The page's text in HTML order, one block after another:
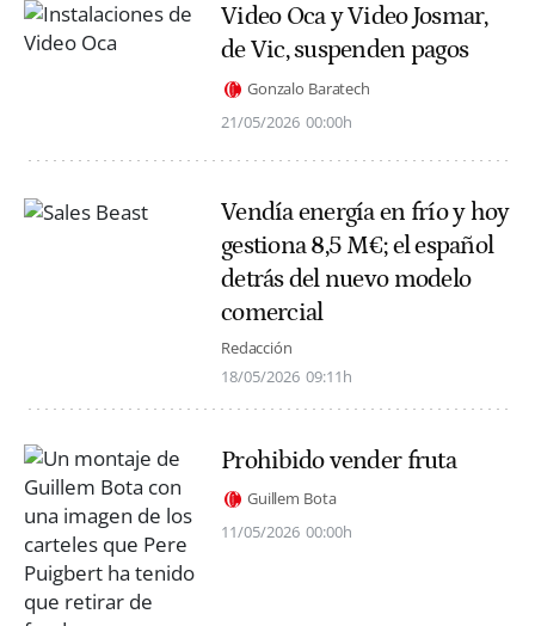
Video Oca y Video Josmar,
de Vic, suspenden pagos
Gonzalo Baratech
21/05/2026 00:00h
Vendía energía en frío y hoy
gestiona 8,5 M€; el español
detrás del nuevo modelo
comercial
Redacción
18/05/2026 09:11h
Prohibido vender fruta
Guillem Bota
11/05/2026 00:00h